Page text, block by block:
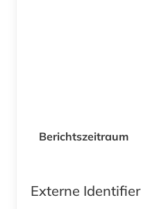
Berichtszeitraum
Externe Identifier